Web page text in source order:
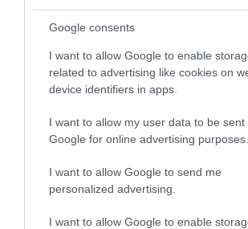
Google consents
I want to allow Google to enable
related to advertising like cookies on
device identifiers in apps.
I want to allow my user data to be sent
Google for online advertising purposes.
I want to allow Google to send me
personalized advertising.
I want to allow Google to enable
01.08.2026 12:11
Ξυπνάτε και σέρνεστε από
8+1 απλές κινήσεις για
ενέργεια από το πρωί